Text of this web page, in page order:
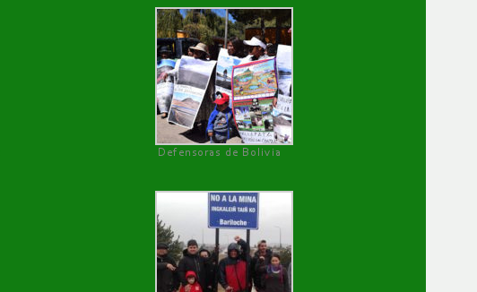
Defensoras de Bolivia